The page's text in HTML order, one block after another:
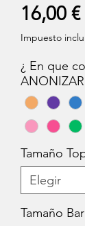
16,00 €
Impuesto
¿ En que
Tamaño
Tamaño